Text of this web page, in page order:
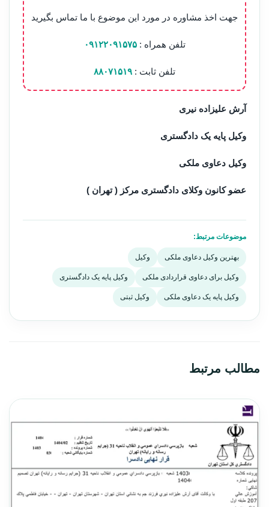
جهت اخذ مشاوره در مورد این موضوع با ما تماس بگیرید
تلفن همراه :۰۹۱۲۲۰۹۱۵۷۵
تلفن ثابت : ۸۸۰۷۱۵۱۹
آرش علیزاده نیری
وکیل پایه یک دادگستری
وکیل دعاوی ملکی
عضو کانون وکلای دادگستری مرکز ( تهران )
موضوعات مرتبط:
بهترین وکیل دعاوی ملکی وکیل
وکیل برای دعاوی قراردادی ملکی وکیل پایه یک دادگستری
وکیل پایه یک دعاوی ملکی وکیل ثبتی
مطالب مرتبط